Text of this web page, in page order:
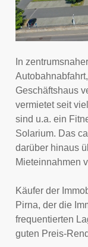
In
Geschäftshaus
vermietet seit
sind u.a. ein
Solarium. Das
darüber hinaus
Mieteinnahmen
Käufer der
Pirna, der die
frequentierten
guten Preis-